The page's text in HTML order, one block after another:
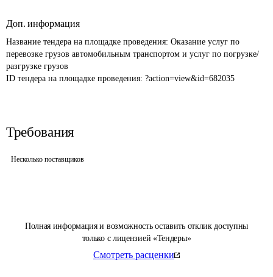
Полная информация и возможность оставить отклик доступны
только с лицензией «Тендеры»
Смотреть расценки
Доп. информация
Название тендера на площадке проведения: Оказание услуг по
перевозке грузов автомобильным транспортом и услуг по погрузке/
разгрузке грузов
ID тендера на площадке проведения: ?action=view&id=682035
Требования
Несколько поставщиков